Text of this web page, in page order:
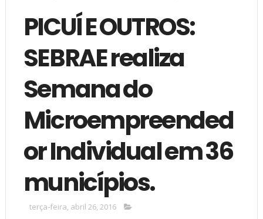
PICUÍ E OUTROS:
SEBRAE realiza
Semana do
Microempreended
or Individual em 36
municípios.
terça-feira, abril 26, 2016